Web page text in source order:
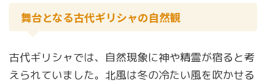
舞台となる古代ギリシャの自然観
古代ギリシャでは、自然現象に神や精霊が宿ると考
えられていました。北風は冬の冷たい風を吹かせる